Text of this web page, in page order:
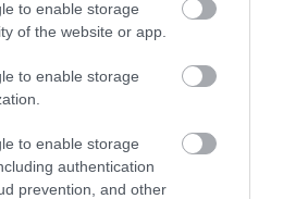
to enable storage
of the website or app.
to enable storage
to enable storage
authentication
prevention, and other
ÚJRAINDUL A P...
augusztus 07|Mindenki ügye
NÉMETÜL OTTHONRÓL: A
TANULÁS ELŐNYEI
augusztus 07|Promóció